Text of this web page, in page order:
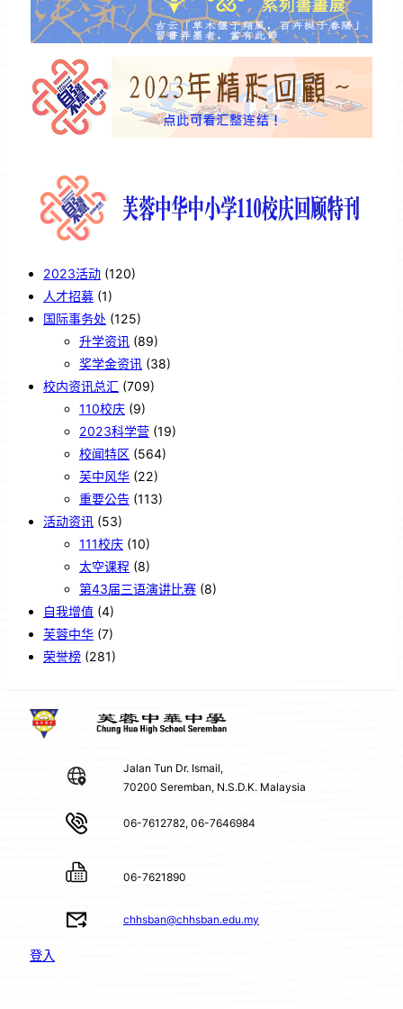
2023活动 (120)
人才招募 (1)
国际事务处 (125)
升学资讯 (89)
奖学金资讯 (38)
校内资讯总汇 (709)
110校庆 (9)
2023科学营 (19)
校闻特区 (564)
芙中风华 (22)
重要公告 (113)
活动资讯 (53)
111校庆 (10)
太空课程 (8)
第43届三语演讲比赛 (8)
自我增值 (4)
芙蓉中华 (7)
荣誉榜 (281)
Jalan Tun Dr. Ismail,
70200 Seremban, N.S.D.K. Malaysia
06-7612782, 06-7646984
06-7621890
chhsban@chhsban.edu.my
登入